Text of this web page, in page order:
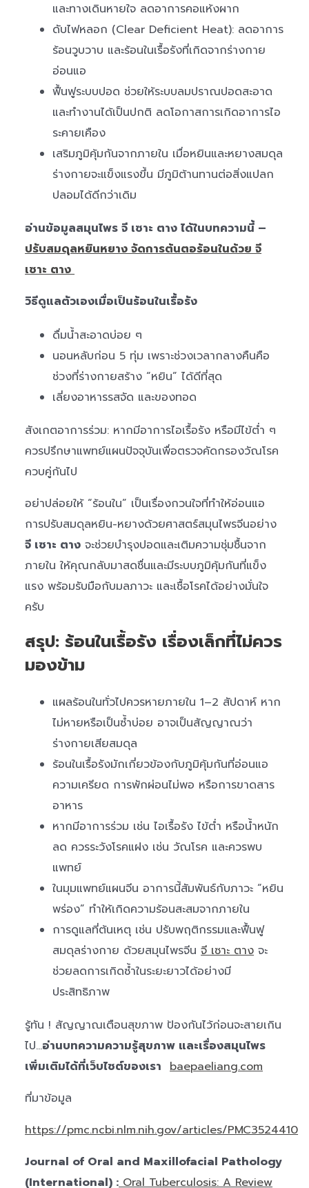
และทางเดินหายใจ ลดอาการคอแห้งผาก
ดับไฟหลอก (Clear Deficient Heat): ลดอาการ
ร้อนวูบวาบ และร้อนในเรื้อรังที่เกิดจากร่างกาย
อ่อนแอ
ฟื้นฟูระบบปอด ช่วยให้ระบบลมปราณปอดสะอาด
และทำงานได้เป็นปกติ ลดโอกาสการเกิดอาการไอ
ระคายเคือง
เสริมภูมิคุ้มกันจากภายใน เมื่อหยินและหยางสมดุล
ร่างกายจะแข็งแรงขึ้น มีภูมิต้านทานต่อสิ่งแปลก
ปลอมได้ดีกว่าเดิม
อ่านข้อมูลสมุนไพร จี เซาะ ตาง ได้ในบทความนี้ –
ปรับสมดุลหยินหยาง จัดการต้นตอร้อนในด้วย จี
เซาะ ตาง
วิธีดูแลตัวเองเมื่อเป็นร้อนในเรื้อรัง
ดื่มน้ำสะอาดบ่อย ๆ
นอนหลับก่อน 5 ทุ่ม เพราะช่วงเวลากลางคืนคือ
ช่วงที่ร่างกายสร้าง “หยิน” ได้ดีที่สุด
เลี่ยงอาหารรสจัด และของทอด
สังเกตอาการร่วม: หากมีอาการไอเรื้อรัง หรือมีไข้ต่ำ ๆ
ควรปรึกษาแพทย์แผนปัจจุบันเพื่อตรวจคัดกรองวัณโรค
ควบคู่กันไป
อย่าปล่อยให้ “ร้อนใน” เป็นเรื่องกวนใจที่ทำให้อ่อนแอ
การปรับสมดุลหยิน-หยางด้วยศาสตร์สมุนไพรจีนอย่าง
จี เซาะ ตาง จะช่วยบำรุงปอดและเติมความชุ่มชื้นจาก
ภายใน ให้คุณกลับมาสดชื่นและมีระบบภูมิคุ้มกันที่แข็ง
แรง พร้อมรับมือกับมลภาวะ และเชื้อโรคได้อย่างมั่นใจ
ครับ
สรุป: ร้อนในเรื้อรัง เรื่องเล็กที่ไม่ควร
มองข้าม
แผลร้อนในทั่วไปควรหายภายใน 1–2 สัปดาห์ หาก
ไม่หายหรือเป็นซ้ำบ่อย อาจเป็นสัญญาณว่า
ร่างกายเสียสมดุล
ร้อนในเรื้อรังมักเกี่ยวข้องกับภูมิคุ้มกันที่อ่อนแอ
ความเครียด การพักผ่อนไม่พอ หรือการขาดสาร
อาหาร
หากมีอาการร่วม เช่น ไอเรื้อรัง ไข้ต่ำ หรือน้ำหนัก
ลด ควรระวังโรคแฝง เช่น วัณโรค และควรพบ
แพทย์
ในมุมแพทย์แผนจีน อาการนี้สัมพันธ์กับภาวะ “หยิน
พร่อง” ทำให้เกิดความร้อนสะสมจากภายใน
การดูแลที่ต้นเหตุ เช่น ปรับพฤติกรรมและฟื้นฟู
สมดุลร่างกาย ด้วยสมุนไพรจีนจี เซาะ ตาง จะ
ช่วยลดการเกิดซ้ำในระยะยาวได้อย่างมี
ประสิทธิภาพ
รู้ทัน ! สัญญาณเตือนสุขภาพ ป้องกันไว้ก่อนจะสายเกิน
ไป…อ่านบทความความรู้สุขภาพ และเรื่องสมุนไพร
เพิ่มเติมได้ที่เว็บไซต์ของเรา baepaeliang.com
ที่มาข้อมูล
https://pmc.ncbi.nlm.nih.gov/articles/PMC3524410
Journal of Oral and Maxillofacial Pathology
(International) :Oral Tuberculosis: A Review